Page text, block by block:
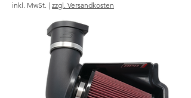
inkl. MwSt. | zzgl. Versandkosten